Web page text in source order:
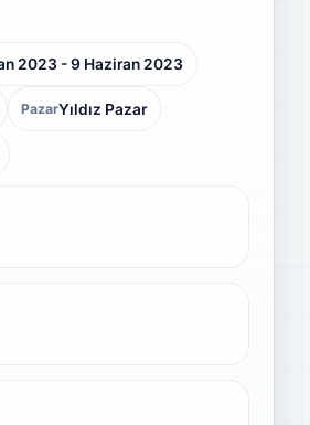
2023 - 9 Haziran 2023
PazarYıldız Pazar